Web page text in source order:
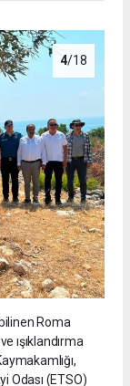
4/18
bilinen Roma
ışıklandırma
Odası (ETSO)